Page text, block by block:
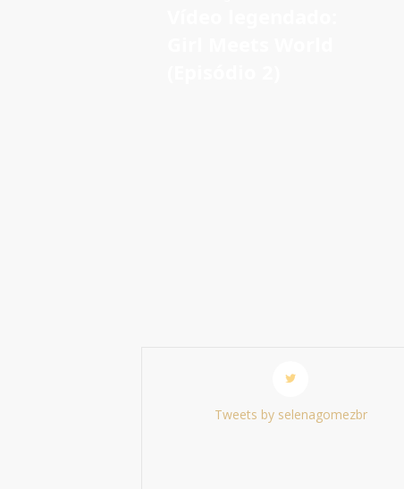
Tweets by selenagomezbr